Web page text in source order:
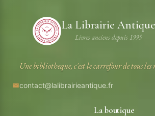
La Librairie Antique
Livres anciens depuis 1995
Une bibliotheque, c'est le carrefour de tous les
contact@lalibrairieantique.fr
La boutique